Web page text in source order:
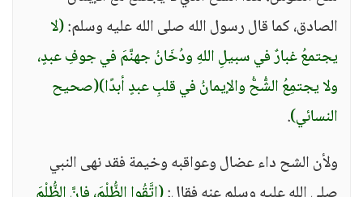
الصادق، كما قال رسول الله صلى الله عليه وسلم:(لا
يجتمعُ غبارٌ في سبيلِ اللهِ ودُخَانُ جهنَّمَ في جوفِ عبدٍ،
ولا يجتمِعُ الشُّحُّ والإيمانُ في قلبِ عبدٍ أبدًا)(صحيح
النسائي).
ولأن الشح داء عضال وعواقبه وخيمة فقد نهى النبي